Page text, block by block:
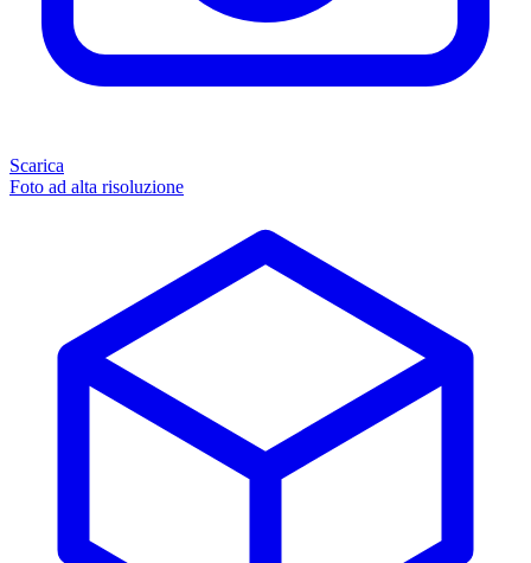
Scarica
Foto ad alta risoluzione